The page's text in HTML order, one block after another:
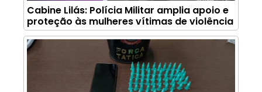
Cabine Lilás: Polícia Militar amplia apoio e
proteção às mulheres vítimas de violência